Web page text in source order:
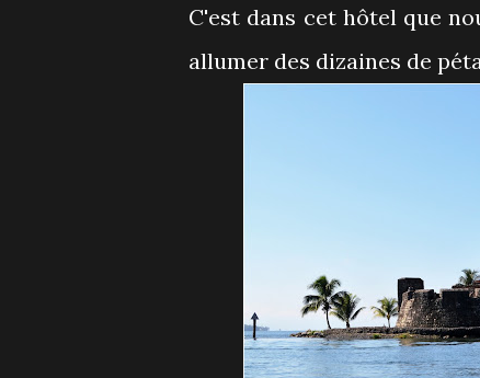
C'est dans cet hôtel que
allumer des dizaines de